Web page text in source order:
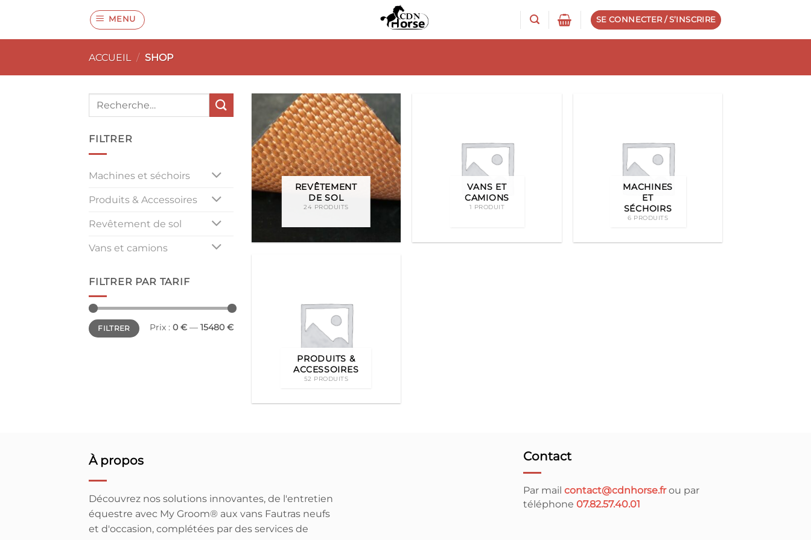
contenu
MENU SE CONNECTER / S’INSCRIRE
ACCUEIL / SHOP
Recherche
FILTRER
Machines et séchoirs
Produits & Accessoires
Revêtement de sol
Vans et camions
FILTRER PAR TARIF
Prix
min
Prix
maxFILTRER Prix : 0 € — 15480 €
REVÊTEMENT
DE SOL
24 PRODUITS
VANS ET
CAMIONS
1 PRODUIT
MACHINES
ET
SÉCHOIRS
6 PRODUITS
PRODUITS &
ACCESSOIRES
52 PRODUITS
À propos
Découvrez nos solutions innovantes, de l'entretien
équestre avec My Groom® aux vans Fautras neufs
et d'occasion, complétées par des services de
Contact
Par mail contact@cdnhorse.frou par
téléphone 07.82.57.40.01